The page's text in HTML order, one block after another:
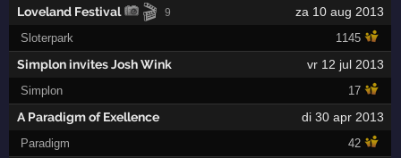
Loveland Festival 🎬 9 za 10 aug 2013
Sloterpark 1145
Simplon invites Josh Wink vr 12 jul 2013
Simplon 17
A Paradigm of Exellence di 30 apr 2013
Paradigm 42